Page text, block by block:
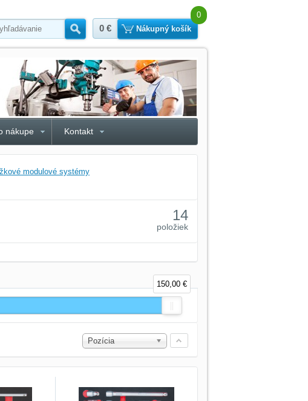
Hľadať
0 €
0
Nákupný košík
nákupe Kontakt
modulové systémy
14
položiek
150,00 €
Pozícia